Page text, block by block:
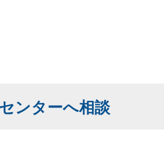
ンターへ相談